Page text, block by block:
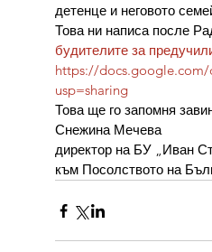
детенце и неговото
Това ни написа после
будителите за
https://docs.google.com/
usp=sharing
Това ще го запомня
Снежина Мечева
директор на БУ „Иван
към Посолството на